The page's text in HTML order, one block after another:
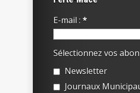
E-mail : *
Sélectionnez vos
Newsletter
Journaux